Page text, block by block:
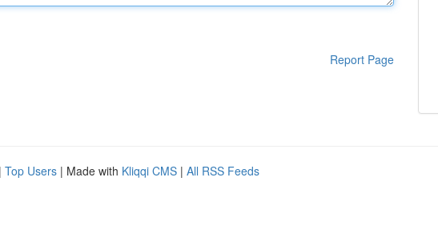
Report Page
| Top Users | Made with Kliqqi CMS | All RSS Feeds